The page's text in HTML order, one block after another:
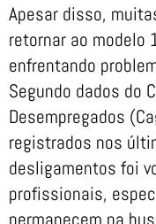
Apesar disso,
retornar ao modelo
enfrentando
Segundo dados do
Desempregados
registrados nos
desligamentos foi
profissionais,
permanecem na